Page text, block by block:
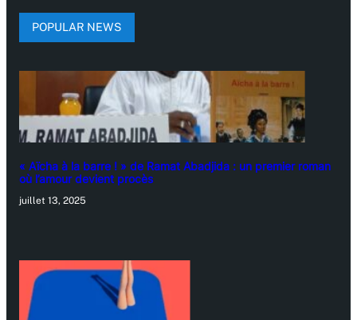
POPULAR NEWS
« Aïcha à la barre ! » de Ramat Abadjida : un premier roman
où l’amour devient procès
juillet 13, 2025